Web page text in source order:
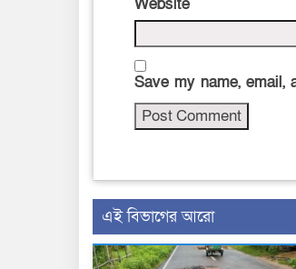
Website
Save my name,
এই বিভাগের আরো